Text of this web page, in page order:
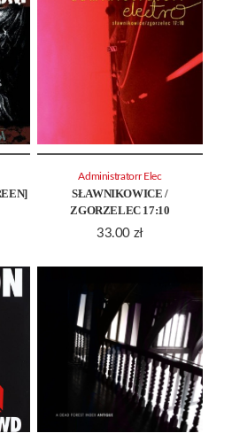
SŁAWNIKOWICE /
ZGORZELEC 17:10
33.00 zł
Administratorr Elec